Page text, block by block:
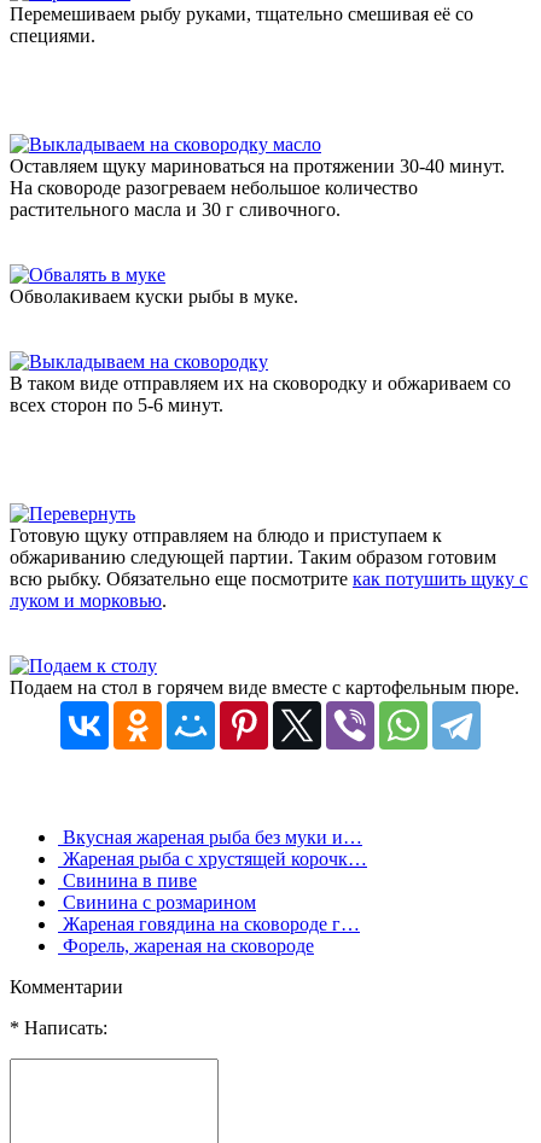
Перемешиваем рыбу руками, тщательно смешивая её со
специями.
Оставляем щуку мариноваться на протяжении 30-40 минут.
На сковороде разогреваем небольшое количество
растительного масла и 30 г сливочного.
Обволакиваем куски рыбы в муке.
В таком виде отправляем их на сковородку и обжариваем со
всех сторон по 5-6 минут.
Готовую щуку отправляем на блюдо и приступаем к
обжариванию следующей партии. Таким образом готовим
всю рыбку. Обязательно еще посмотрите как потушить щуку с
луком и морковью.
Подаем на стол в горячем виде вместе с картофельным пюре.
Вкусная жареная рыба без муки и…
Жареная рыба с хрустящей корочк…
Свинина в пиве
Свинина с розмарином
Жареная говядина на сковороде г…
Форель, жареная на сковороде
Комментарии
* Написать: